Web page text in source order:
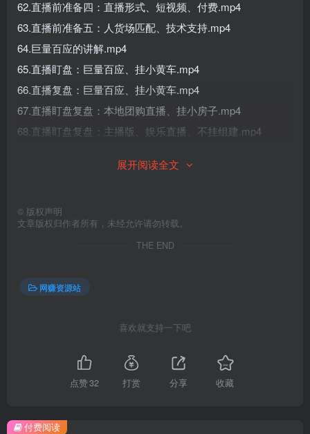
62.直播前准备四：直播形式、短视频、付费.mp4
63.直播前准备五：人货场匹配、技术支持.mp4
64.巨量百应的讲解.mp4
65.直播盯盘：巨量百应、挂小黄车.mp4
66.直播复盘：巨量百应、挂小黄车.mp4
67.直播盯盘复盘：本地团购直播、挂小房子.mp4
68.直播盯盘复盘：主播版、娱乐直播、不挂组建.mp4
展开阅读全文
© 版权声明
文章版权归作者所有，未经允许请勿转载。
THE END
网赚资源站
喜欢就支持一下吧
点赞32 打赏 分享 收藏
付费阅读